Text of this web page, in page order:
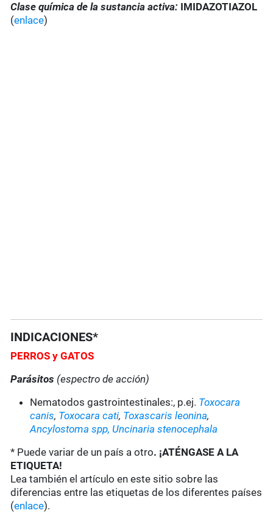
Clase química de la sustancia activa: IMIDAZOTIAZOL
(enlace)
INDICACIONES*
PERROS y GATOS
Parásitos (espectro de acción)
Nematodos gastrointestinales:, p.ej. Toxocara
canis, Toxocara cati, Toxascaris leonina,
Ancylostoma spp, Uncinaria stenocephala
* Puede variar de un país a otro. ¡ATÉNGASE A LA
ETIQUETA!
Lea también el artículo en este sitio sobre las
diferencias entre las etiquetas de los diferentes países
(enlace).